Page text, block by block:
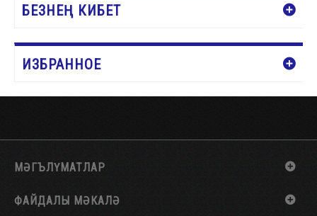
БЕЗНЕҢ КИБЕТ
ИЗБРАННОЕ
МӘГЪЛҮМАТЛАР
ФАЙДАЛЫ МӘКАЛӘ